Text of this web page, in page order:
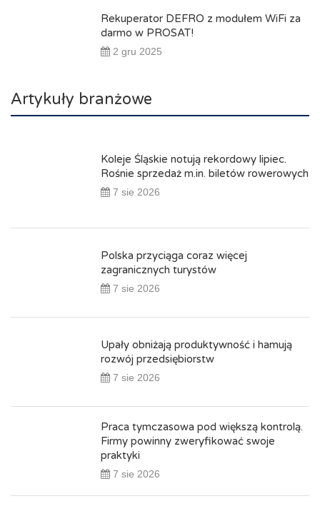
Rekuperator DEFRO z modułem WiFi za
darmo w PROSAT!
2 gru 2025
Artykuły branżowe
Koleje Śląskie notują rekordowy lipiec.
Rośnie sprzedaż m.in. biletów rowerowych
7 sie 2026
Polska przyciąga coraz więcej
zagranicznych turystów
7 sie 2026
Upały obniżają produktywność i hamują
rozwój przedsiębiorstw
7 sie 2026
Praca tymczasowa pod większą kontrolą.
Firmy powinny zweryfikować swoje
praktyki
7 sie 2026